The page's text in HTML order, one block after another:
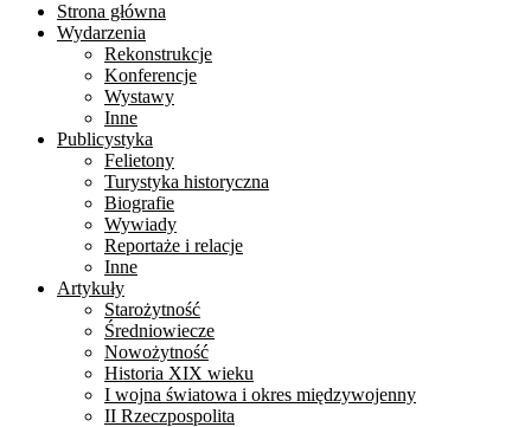
Strona główna
Wydarzenia
Rekonstrukcje
Konferencje
Wystawy
Inne
Publicystyka
Felietony
Turystyka historyczna
Biografie
Wywiady
Reportaże i relacje
Inne
Artykuły
Starożytność
Średniowiecze
Nowożytność
Historia XIX wieku
I wojna światowa i okres międzywojenny
II Rzeczpospolita